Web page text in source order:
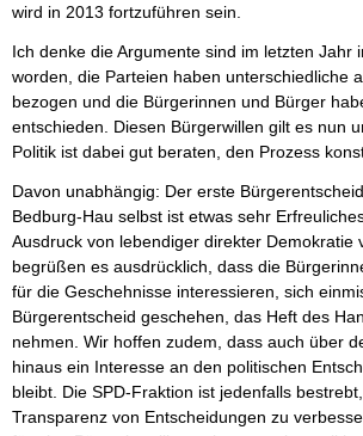
wird in 2013 fortzuführen sein.
Ich denke die Argumente sind im letzten Jahr
worden, die Parteien haben unterschiedliche
bezogen und die Bürgerinnen und Bürger
entschieden. Diesen Bürgerwillen gilt es nun
Politik ist dabei gut beraten, den Prozess
Davon unabhängig: Der erste
Bedburg-Hau selbst ist etwas sehr
Ausdruck von lebendiger direkter Demokratie
begrüßen es ausdrücklich, dass die
für die Geschehnisse interessieren, sich
Bürgerentscheid geschehen, das Heft des
nehmen. Wir hoffen zudem, dass auch über
hinaus ein Interesse an den politischen
bleibt. Die SPD-Fraktion ist jedenfalls
Transparenz von Entscheidungen zu